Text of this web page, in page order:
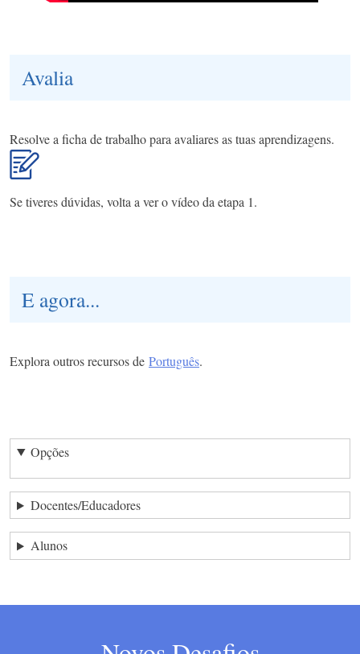
Avalia
Resolve a ficha de trabalho para avaliares as tuas aprendizagens.
Se tiveres dúvidas, volta a ver o vídeo da etapa 1.
E agora...
Explora outros recursos de Português.
Opções
Docentes/Educadores
Alunos